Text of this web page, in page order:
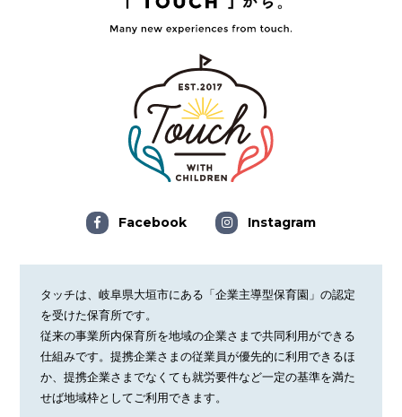
Facebook Instagram
タッチは、岐阜県大垣市にある「企業主導型保育園」の認定
を受けた保育所です。
従来の事業所内保育所を地域の企業さまで共同利用ができる
仕組みです。提携企業さまの従業員が優先的に利用できるほ
か、提携企業さまでなくても就労要件など一定の基準を満た
せば地域枠としてご利用できます。